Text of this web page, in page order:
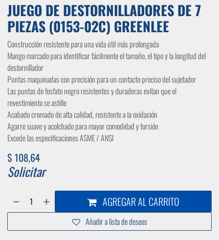
JUEGO DE DESTORNILLADORES DE 7
PIEZAS (0153-02C) GREENLEE
Construcción resistente para una vida útil más prolongada
Mango marcado para identificar fácilmente el tamaño, el tipo y la longitud del
destornillador
Puntas maquinadas con precisión para un contacto preciso del sujetador
Las puntas de fosfato negro resistentes y duraderas evitan que el
revestimiento se astille
Acabado cromado de alta calidad, resistente a la oxidación
Agarre suave y acolchado para mayor comodidad y torsión
Excede las especificaciones ASME / ANSI
$ 108,64
Solicitar
AGREGAR AL CARRITO
Añadir a lista de deseos